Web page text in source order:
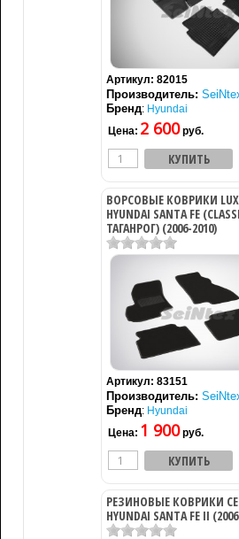
Артикул: 82015
Производитель:
Бренд: Hyundai
Цена: 2 600руб.
ВОРСОВЫЕ КОВРИКИ
HYUNDAI SANTA FE
ТАГАНРОГ) (2006-2010)
Артикул: 83151
Производитель:
Бренд: Hyundai
Цена: 1 900руб.
РЕЗИНОВЫЕ КОВРИКИ
HYUNDAI SANTA FE II